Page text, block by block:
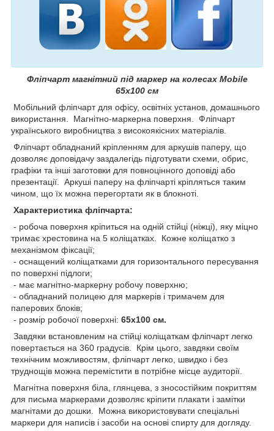
Фліпчарт магнітний під маркер на колесах Mobile
65х100 см
Мобільний фліпчарт для офісу, освітніх установ, домашнього
використання. Магнітно-маркерна поверхня. Фліпчарт
українського виробництва з високоякісних матеріалів.
Фліпчарт обладнаний кріпленням для аркушів паперу, що
дозволяє доповідачу заздалегідь підготувати схеми, обрис,
графіки та інші заготовки для повноцінного доповіді або
презентації. Аркуші паперу на фліпчарті кріпляться таким
чином, що їх можна перегортати як в блокноті.
Характеристика фліпчарта:
- робоча поверхня кріпиться на одній стійці (ніжці), яку міцно
тримає хрестовина на 5 коліщатках. Кожне коліщатко з
механізмом фіксації;
- оснащений коліщатками для горизонтального пересування
по поверхні підлоги;
- має магнітно-маркерну робочу поверхню;
- обладнаний полицею для маркерів і тримачем для
паперових блоків;
- розмір робочої поверхні: 65х100 см.
Завдяки встановленим на стійці коліщаткам фліпчарт легко
повертається на 360 градусів. Крім цього, завдяки своїм
технічним можливостям, фліпчарт легко, швидко і без
труднощів можна перемістити в потрібне місце аудиторії.
Магнітна поверхня біла, глянцева, з зносостійким покриттям
для письма маркерами дозволяє кріпити плакати і замітки
магнітами до дошки. Можна використовувати спеціальні
маркери для написів і засоби на основі спирту для догляду.